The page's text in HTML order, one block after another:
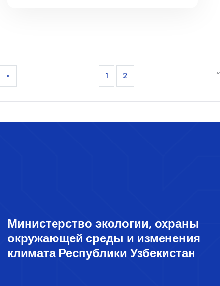
« 1 2 »
Министерство экологии, охраны
окружающей среды и изменения
климата Республики Узбекистан